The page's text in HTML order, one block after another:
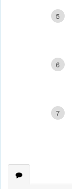
5
6
7